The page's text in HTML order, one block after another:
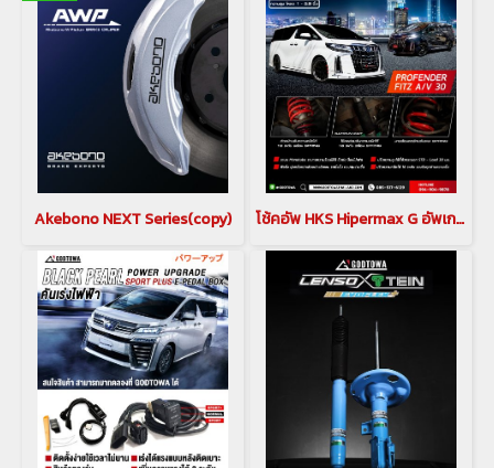
Akebono NEXT Series(copy) โช้คอัพ HKS Hipermax G อัพเกรดช่วงล่าง LEXUS LM 300 / 350 ชุดอัพเกรดช่วงล่าง LEXUS LM(copy)(copy)